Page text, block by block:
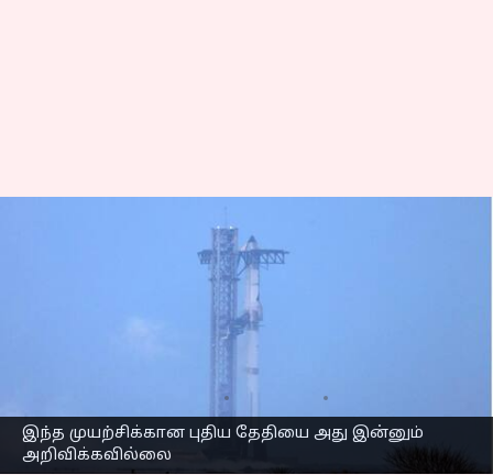
இந்த முயற்சிக்கான புதிய தேதியை அது இன்னும்
அறிவிக்கவில்லை
ஸ்டார்ஷிப்பின்
முக்கியமான சோதனை
விமானத்தை
ஸ்பேஸ்எக்ஸ் ஏன்
ஒத்திவைத்தது?
செய்தி முன்னோட்டம்